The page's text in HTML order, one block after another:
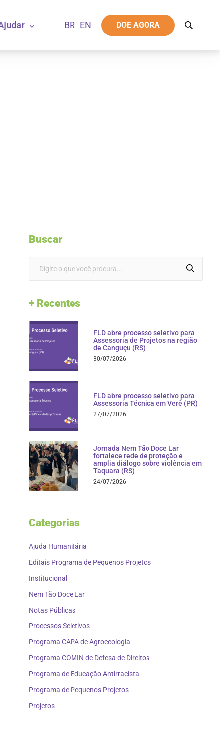
DOE AGORA
Buscar
+ Recentes
FLD abre processo seletivo para
Assessoria de Projetos na região
de Canguçu (RS)
30/07/2026
FLD abre processo seletivo para
Assessoria Técnica em Verê (PR)
27/07/2026
Jornada Nem Tão Doce Lar
fortalece rede de proteção e
amplia diálogo sobre violência em
Taquara (RS)
24/07/2026
Categorias
Ajuda Humanitária
Editais Programa de Pequenos Projetos
Institucional
Nem Tão Doce Lar
Notas Públicas
Processos Seletivos
Programa CAPA de Agroecologia
Programa COMIN de Defesa de Direitos
Programa de Educação Antirracista
Programa de Pequenos Projetos
Projetos